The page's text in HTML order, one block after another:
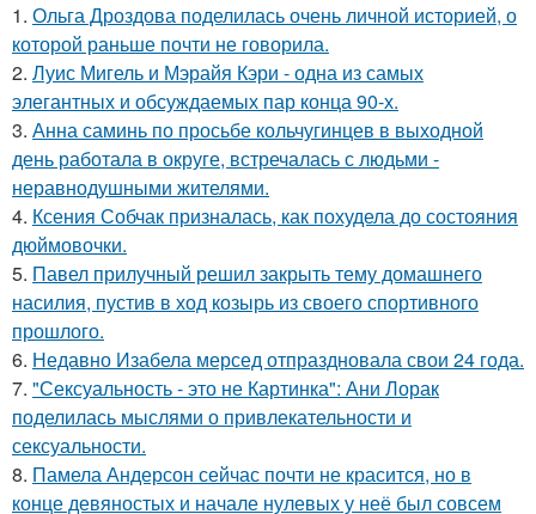
1. Ольга Дроздова поделилась очень личной историей, о
которой раньше почти не говорила.
2. Луис Мигель и Мэрайя Кэри - одна из самых
элегантных и обсуждаемых пар конца 90-х.
3. Анна саминь по просьбе кольчугинцев в выходной
день работала в округе, встречалась с людьми -
неравнодушными жителями.
4. Ксения Собчак призналась, как похудела до состояния
дюймовочки.
5. Павел прилучный решил закрыть тему домашнего
насилия, пустив в ход козырь из своего спортивного
прошлого.
6. Недавно Изабела мерсед отпраздновала свои 24 года.
7. "Сексуальность - это не Картинка": Ани Лорак
поделилась мыслями о привлекательности и
сексуальности.
8. Памела Андерсон сейчас почти не красится, но в
конце девяностых и начале нулевых у неё был совсем